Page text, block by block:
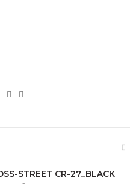
STREET CR-27_BLACK